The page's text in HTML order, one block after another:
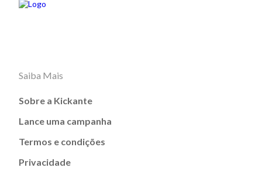
Saiba Mais
Sobre a Kickante
Lance uma campanha
Termos e condições
Privacidade